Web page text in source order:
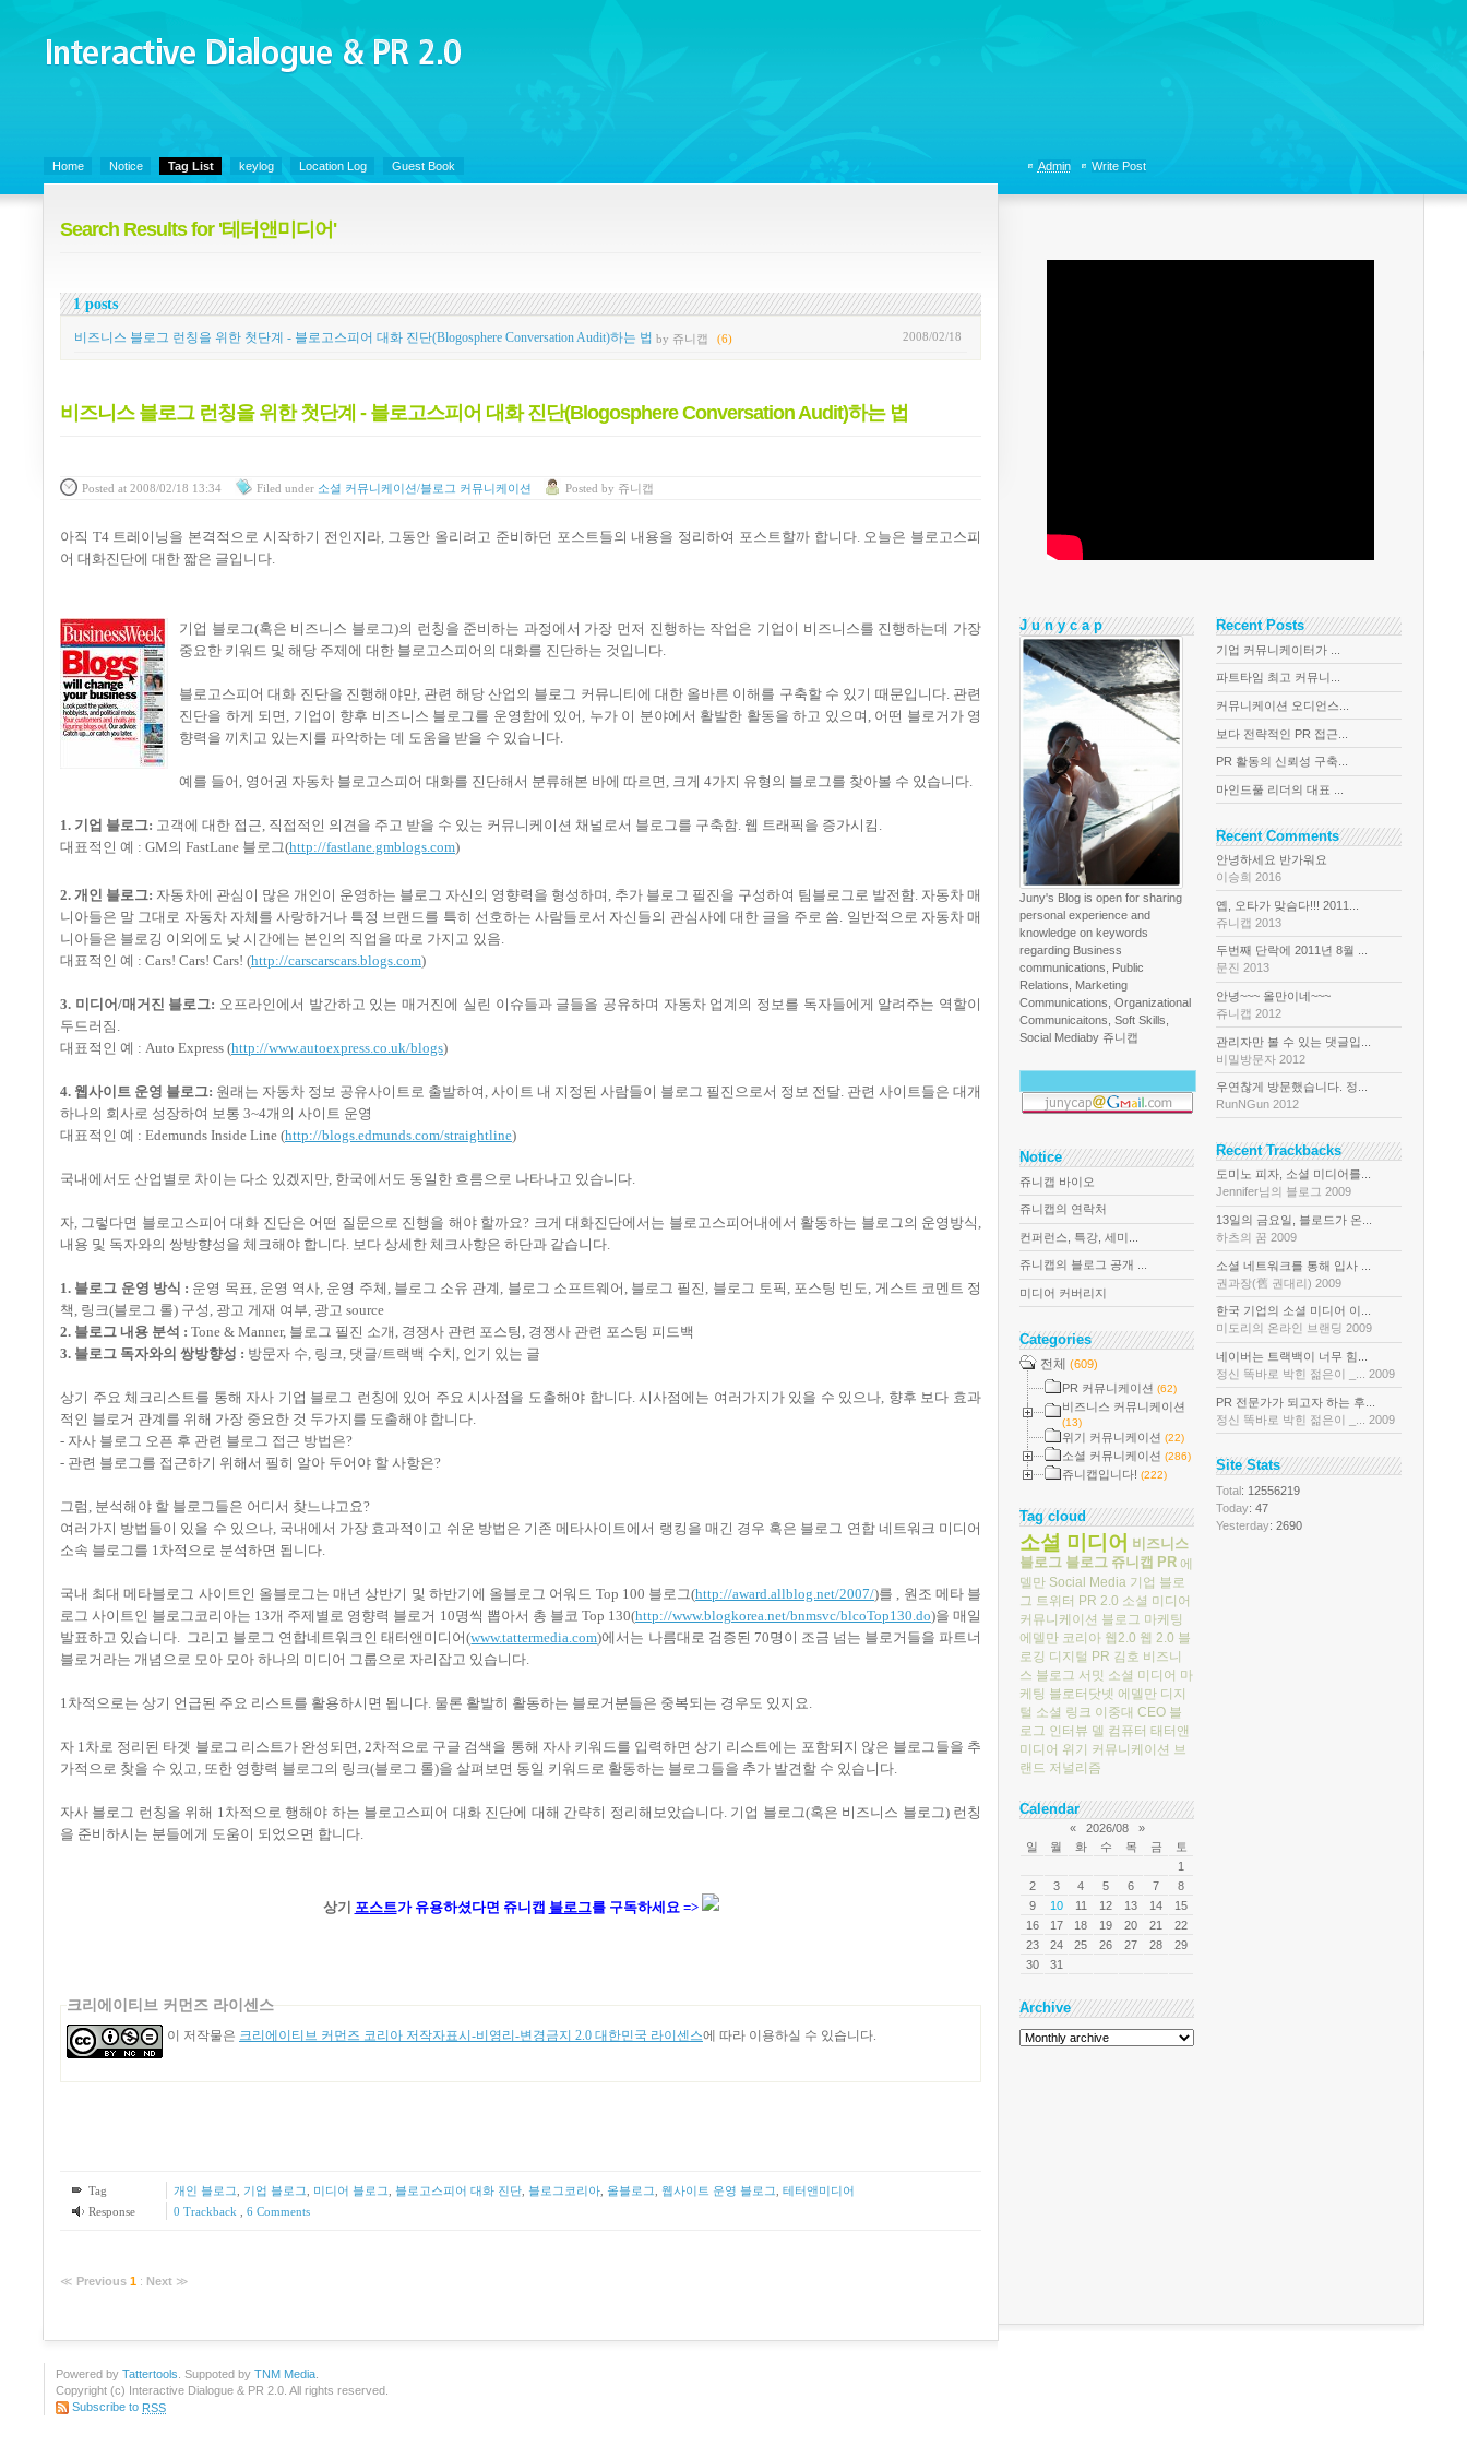
Interactive Dialogue &
PR 2.0
Home Notice Tag List keylog Location Log Guest Book
Search Results for '테터앤미디어'
1 posts
2008/02/18
비즈니스 블로그 런칭을 위한 첫단계 - 블로고스피어 대화 진단(Blogosphere Conversation Audit)하는 법 by 쥬니캡 (6)
비즈니스 블로그 런칭을 위한 첫단계 - 블로고스피어 대화 진단(Blogosphere Conversation Audit)하는 법
Posted at 2008/02/18 13:34 Filed under 소셜 커뮤니케이션/블로그 커뮤니케이션 Posted by 쥬니캡
아직 T4 트레이닝을 본격적으로 시작하기 전인지라, 그동안 올리려고 준비하던 포스트들의 내용을 정리하여 포스트할까 합니다. 오늘은 블로고스피
어 대화진단에 대한 짧은 글입니다.
기업 블로그(혹은 비즈니스 블로그)의 런칭을 준비하는 과정에서 가장 먼저 진행하는 작업은 기업이 비즈니스를 진행하는데 가장
중요한 키워드 및 해당 주제에 대한 블로고스피어의 대화를 진단하는 것입니다.
블로고스피어 대화 진단을 진행해야만, 관련 해당 산업의 블로그 커뮤니티에 대한 올바른 이해를 구축할 수 있기 때문입니다. 관련
진단을 하게 되면, 기업이 향후 비즈니스 블로그를 운영함에 있어, 누가 이 분야에서 활발한 활동을 하고 있으며, 어떤 블로거가 영
향력을 끼치고 있는지를 파악하는 데 도움을 받을 수 있습니다.
예를 들어, 영어권 자동차 블로고스피어 대화를 진단해서 분류해본 바에 따르면, 크게 4가지 유형의 블로그를 찾아볼 수 있습니다.
1. 기업 블로그: 고객에 대한 접근, 직접적인 의견을 주고 받을 수 있는 커뮤니케이션 채널로서 블로그를 구축함. 웹 트래픽을 증가시킴.
대표적인 예 : GM의 FastLane 블로그(http://fastlane.gmblogs.com)
2. 개인 블로그: 자동차에 관심이 많은 개인이 운영하는 블로그 자신의 영향력을 형성하며, 추가 블로그 필진을 구성하여 팀블로그로 발전함. 자동차 매
니아들은 말 그대로 자동차 자체를 사랑하거나 특정 브랜드를 특히 선호하는 사람들로서 자신들의 관심사에 대한 글을 주로 씀. 일반적으로 자동차 매
니아들은 블로깅 이외에도 낮 시간에는 본인의 직업을 따로 가지고 있음.
대표적인 예 : Cars! Cars! Cars! (http://carscarscars.blogs.com)
3. 미디어/매거진 블로그: 오프라인에서 발간하고 있는 매거진에 실린 이슈들과 글들을 공유하며 자동차 업계의 정보를 독자들에게 알려주는 역할이
두드러짐.
대표적인 예 : Auto Express (http://www.autoexpress.co.uk/blogs)
4. 웹사이트 운영 블로그: 원래는 자동차 정보 공유사이트로 출발하여, 사이트 내 지정된 사람들이 블로그 필진으로서 정보 전달. 관련 사이트들은 대개
하나의 회사로 성장하여 보통 3~4개의 사이트 운영
대표적인 예 : Edemunds Inside Line (http://blogs.edmunds.com/straightline)
국내에서도 산업별로 차이는 다소 있겠지만, 한국에서도 동일한 흐름으로 나타나고 있습니다.
자, 그렇다면 블로고스피어 대화 진단은 어떤 질문으로 진행을 해야 할까요? 크게 대화진단에서는 블로고스피어내에서 활동하는 블로그의 운영방식,
내용 및 독자와의 쌍방향성을 체크해야 합니다. 보다 상세한 체크사항은 하단과 같습니다.
1. 블로그 운영 방식 : 운영 목표, 운영 역사, 운영 주체, 블로그 소유 관계, 블로그 소프트웨어, 블로그 필진, 블로그 토픽, 포스팅 빈도, 게스트 코멘트 정
책, 링크(블로그 롤) 구성, 광고 게재 여부, 광고 source
2. 블로그 내용 분석 : Tone & Manner, 블로그 필진 소개, 경쟁사 관련 포스팅, 경쟁사 관련 포스팅 피드백
3. 블로그 독자와의 쌍방향성 : 방문자 수, 링크, 댓글/트랙백 수치, 인기 있는 글
상기 주요 체크리스트를 통해 자사 기업 블로그 런칭에 있어 주요 시사점을 도출해야 합니다. 시사점에는 여러가지가 있을 수 있으나, 향후 보다 효과
적인 블로거 관계를 위해 가장 중요한 것 두가지를 도출해야 합니다.
- 자사 블로그 오픈 후 관련 블로그 접근 방법은?
- 관련 블로그를 접근하기 위해서 필히 알아 두어야 할 사항은?
그럼, 분석해야 할 블로그들은 어디서 찾느냐고요?
여러가지 방법들이 있을 수 있으나, 국내에서 가장 효과적이고 쉬운 방법은 기존 메타사이트에서 랭킹을 매긴 경우 혹은 블로그 연합 네트워크 미디어
소속 블로그를 1차적으로 분석하면 됩니다.
국내 최대 메타블로그 사이트인 올블로그는 매년 상반기 및 하반기에 올블로그 어워드 Top 100 블로그(http://award.allblog.net/2007/)를 , 원조 메타 블
로그 사이트인 블로그코리아는 13개 주제별로 영향력 블로거 10명씩 뽑아서 총 블코 Top 130(http://www.blogkorea.net/bnmsvc/blcoTop130.do)을 매일
발표하고 있습니다. 그리고 블로그 연합네트워크인 태터앤미디어(www.tattermedia.com)에서는 나름대로 검증된 70명이 조금 넘는 블로거들을 파트너
블로거라는 개념으로 모아 모아 하나의 미디어 그룹으로 자리잡고 있습니다.
1차적으로는 상기 언급된 주요 리스트를 활용하시면 됩니다. 물론 활발히 활동하는 블로거분들은 중복되는 경우도 있지요.
자 1차로 정리된 타겟 블로그 리스트가 완성되면, 2차적으로 구글 검색을 통해 자사 키워드를 입력하면 상기 리스트에는 포함되지 않은 블로그들을 추
가적으로 찾을 수 있고, 또한 영향력 블로그의 링크(블로그 롤)을 살펴보면 동일 키워드로 활동하는 블로그들을 추가 발견할 수 있습니다.
자사 블로그 런칭을 위해 1차적으로 행해야 하는 블로고스피어 대화 진단에 대해 간략히 정리해보았습니다. 기업 블로그(혹은 비즈니스 블로그) 런칭
을 준비하시는 분들에게 도움이 되었으면 합니다.
상기 포스트가유용하셨다면 쥬니캡 블로그를 구독하세요 =>
크리에이티브 커먼즈 라이센스
이 저작물은 크리에이티브 커먼즈 코리아 저작자표시-비영리-변경금지 2.0 대한민국 라이센스에 따라 이용하실 수 있습니다.
Tag 개인 블로그 기업 블로그 미디어 블로그 블로고스피어 대화 진단, 블로그코리아, 올블로그 웹사이트 운영 블로그 테터앤미디어
Response
0 Trackback 6Comments
≪ Previous 1 : Next ≫
Admin Write Post
J u n y c a p
Juny's Blog is open for sharing
personal experience and
knowledge on keywords
regarding Business
communications, Public
Relations, Marketing
Communications, Organizational
Communicaitons, Soft Skills,
Social Mediaby 쥬니캡
Notice
쥬니캡 바이오
쥬니캡의 연락처
컨퍼런스, 특강, 세미...
쥬니캡의 블로그 공개 ...
미디어 커버리지
Categories
전체 (609)
PR 커뮤니케이션 (62)
비즈니스 커뮤니케이션
(13)
위기 커뮤니케이션 (22)
소셜 커뮤니케이션 (286)
쥬니캡입니다! (222)
Tag cloud
소셜 미디어 비즈니스
블로그 블로그 쥬니캡 PR 에
델만 Social Media 기업 블로
그 트위터 PR 2.0 소셜 미디어
커뮤니케이션 블로그 마케팅
에델만 코리아 웹2.0 웹 2.0 블
로깅 디지털 PR 김호 비즈니
스 블로그 서밋 소셜 미디어 마
케팅 블로터닷넷 에델만 디지
털 소셜 링크 이중대 CEO 블
로그 인터뷰 델 컴퓨터 태터앤
미디어 위기 커뮤니케이션 브
랜드 저널리즘
Calendar
« 2026/08
»
일
월 화 수 목 금
토
1
2
3 4 5 6 7
8
9
10 11 12 13 14
15
16
17 18 19 20 21
22
23
24 25 26 27 28
29
30
31
Archive
Recent Posts
기업 커뮤니케이터가 ...
파트타임 최고 커뮤니...
커뮤니케이션 오디언스...
보다 전략적인 PR 접근...
PR 활동의 신뢰성 구축...
마인드풀 리더의 대표 ...
Recent Comments
안녕하세요 반가워요
이승희 2016
옙, 오타가 맞슴다!!! 2011...
쥬니캡 2013
두번째 단락에 2011년 8월 ...
문진 2013
안녕~~~ 올만이네~~~
쥬니캡 2012
관리자만 볼 수 있는 댓글입...
비밀방문자 2012
우연찮게 방문했습니다. 정...
RunNGun 2012
Recent Trackbacks
도미노 피자, 소셜 미디어를...
Jennifer님의 블로그 2009
13일의 금요일, 블로드가 온...
하츠의 꿈 2009
소셜 네트워크를 통해 입사 ...
권과장(舊 권대리) 2009
한국 기업의 소셜 미디어 이...
미도리의 온라인 브랜딩 2009
네이버는 트랙백이 너무 힘...
정신 똑바로 박힌 젊은이 _... 2009
PR 전문가가 되고자 하는 후...
정신 똑바로 박힌 젊은이 _... 2009
Site Stats
Total: 12556219
Today: 47
Yesterday: 2690
Powered by Tattertools . Suppoted by TNM Media
Copyright (c) Interactive Dialogue & PR 2.0. All rights reserved.
Subscribe to RSS